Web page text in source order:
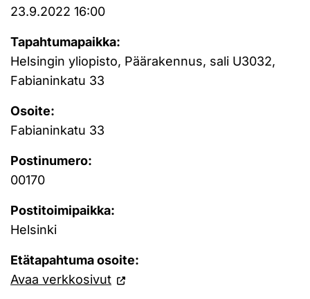
23.9.2022 16:00
Tapahtumapaikka:
Helsingin yliopisto, Päärakennus, sali U3032,
Fabianinkatu 33
Osoite:
Fabianinkatu 33
Postinumero:
00170
Postitoimipaikka:
Helsinki
Etätapahtuma osoite:
Avaa verkkosivut